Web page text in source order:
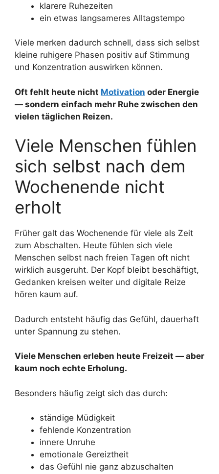
klarere Ruhezeiten
ein etwas langsameres Alltagstempo
Viele merken dadurch schnell, dass sich selbst
kleine ruhigere Phasen positiv auf Stimmung
und Konzentration auswirken können.
Oft fehlt heute nicht Motivation oder Energie
— sondern einfach mehr Ruhe zwischen den
vielen täglichen Reizen.
Viele Menschen fühlen
sich selbst nach dem
Wochenende nicht
erholt
Früher galt das Wochenende für viele als Zeit
zum Abschalten. Heute fühlen sich viele
Menschen selbst nach freien Tagen oft nicht
wirklich ausgeruht. Der Kopf bleibt beschäftigt,
Gedanken kreisen weiter und digitale Reize
hören kaum auf.
Dadurch entsteht häufig das Gefühl, dauerhaft
unter Spannung zu stehen.
Viele Menschen erleben heute Freizeit — aber
kaum noch echte Erholung.
Besonders häufig zeigt sich das durch:
ständige Müdigkeit
fehlende Konzentration
innere Unruhe
emotionale Gereiztheit
das Gefühl nie ganz abzuschalten